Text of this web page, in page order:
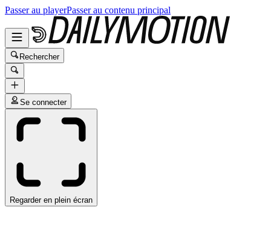
Passer au playerPasser au contenu principal
Rechercher
Se connecter
Regarder en plein écran